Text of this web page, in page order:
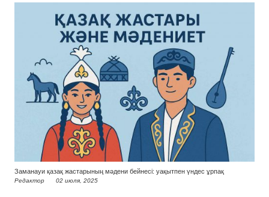
Заманауи қазақ жастарының мәдени бейнесі: уақытпен үндес ұрпақ
Редактор 02 июля, 2025